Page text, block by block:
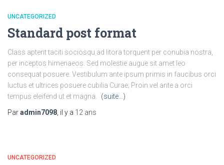
UNCATEGORIZED
Standard post format
Class aptent taciti sociosqu ad litora torquent per conubia nostra,
per inceptos himenaeos. Sed molestie augue sit amet leo
consequat posuere. Vestibulum ante ipsum primis in faucibus orci
luctus et ultrices posuere cubilia Curae; Proin vel ante a orci
tempus eleifend ut et magna.
(suite…)
Paradmin7098 , il y a 12 ans
UNCATEGORIZED